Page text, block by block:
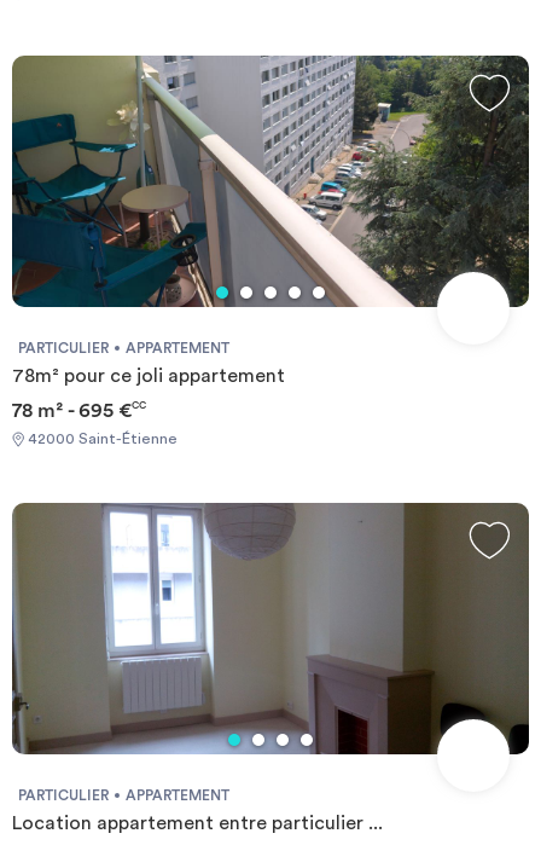
PARTICULIER APPARTEMENT
78m² pour ce joli appartement
78 m² - 695 €CC
42000 Saint-Étienne
PARTICULIER APPARTEMENT
Location appartement entre particulier ...